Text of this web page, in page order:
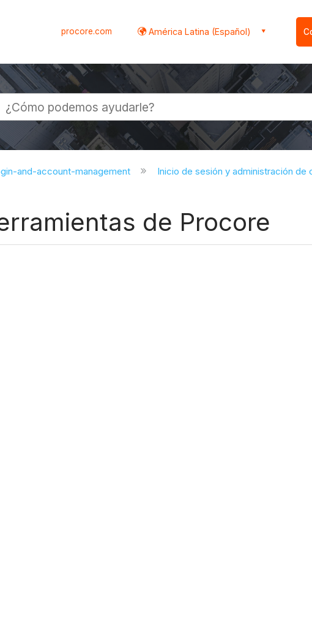
procore.com América Latina (Español)
and-account-management Inicio de sesión y administración de
de Procore